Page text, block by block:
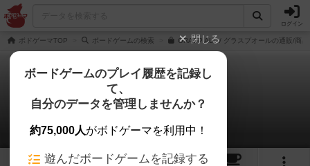
ログイン
ボドゲーマTOP ボードゲームの検索 GRASP ALL / グラスプオールの通販/商品
グラスプオール
7件の画像
7 6
閉じる
ボードゲームのプレイ履歴を記録し
て、
自分のデータを管理しませんか？
約75,000人がボドゲーマを利用中！
遊んだボードゲームを記録する